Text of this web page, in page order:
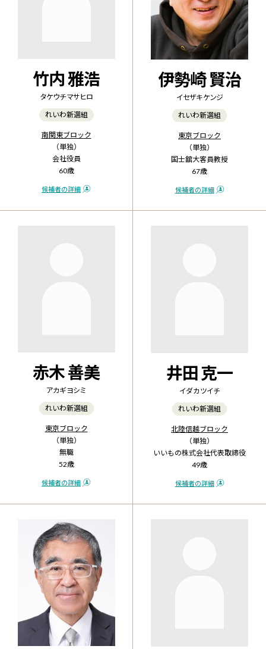
竹内 雅浩
タケウチ マサヒロ
れいわ新選組
南関東ブロック
（単独）
会社役員
60歳
候補者の詳細
伊勢崎 賢治
イセザキ ケンジ
れいわ新選組
東京ブロック
（単独）
国士舘大客員教授
67歳
候補者の詳細
赤木 善美
アカギ ヨシミ
れいわ新選組
東京ブロック
（単独）
無職
52歳
候補者の詳細
井田 克一
イダ カツイチ
れいわ新選組
北陸信越ブロック
（単独）
いいもの株式会社代表取締役
49歳
候補者の詳細